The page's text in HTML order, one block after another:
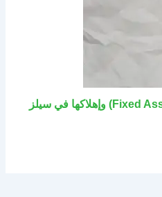
كيف تدير الأصول الثابتة (Fixed Assets) وإهلاكها في سيلز